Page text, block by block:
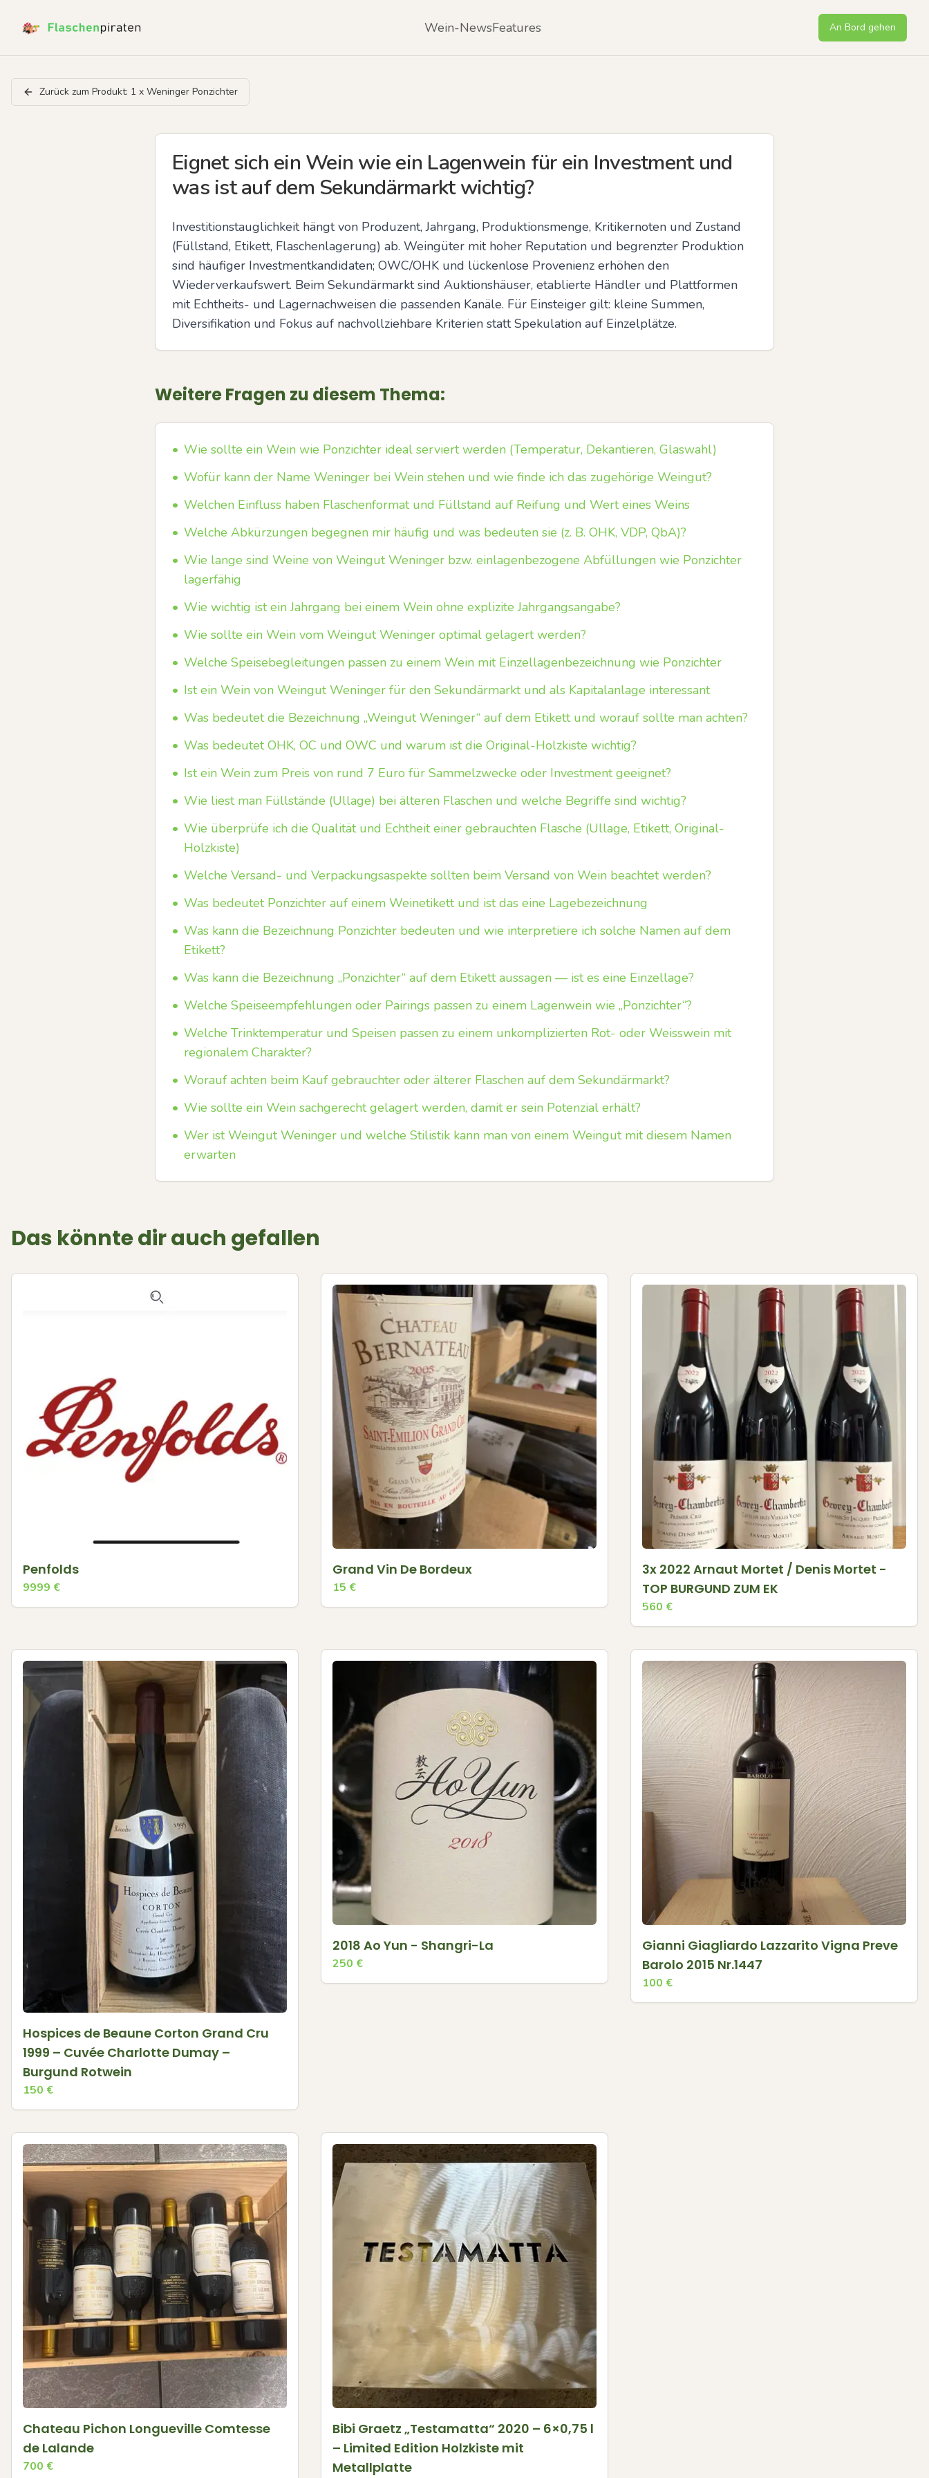
Wein-NewsFeatures An Bord gehen
Zurück zum Produkt: 1 x Weninger Ponzichter
Eignet sich ein Wein wie ein Lagenwein für ein Investment und
was ist auf dem Sekundärmarkt wichtig?
Investitionstauglichkeit hängt von Produzent, Jahrgang, Produktionsmenge, Kritikernoten und Zustand
(Füllstand, Etikett, Flaschenlagerung) ab. Weingüter mit hoher Reputation und begrenzter Produktion
sind häufiger Investmentkandidaten; OWC/OHK und lückenlose Provenienz erhöhen den
Wiederverkaufswert. Beim Sekundärmarkt sind Auktionshäuser, etablierte Händler und Plattformen
mit Echtheits- und Lagernachweisen die passenden Kanäle. Für Einsteiger gilt: kleine Summen,
Diversifikation und Fokus auf nachvollziehbare Kriterien statt Spekulation auf Einzelplätze.
Weitere Fragen zu diesem Thema:
• Wie sollte ein Wein wie Ponzichter ideal serviert werden (Temperatur, Dekantieren, Glaswahl)
• Wofür kann der Name Weninger bei Wein stehen und wie finde ich das zugehörige Weingut?
• Welchen Einfluss haben Flaschenformat und Füllstand auf Reifung und Wert eines Weins
• Welche Abkürzungen begegnen mir häufig und was bedeuten sie (z. B. OHK, VDP, QbA)?
• Wie lange sind Weine von Weingut Weninger bzw. einlagenbezogene Abfüllungen wie Ponzichter
lagerfähig
• Wie wichtig ist ein Jahrgang bei einem Wein ohne explizite Jahrgangsangabe?
• Wie sollte ein Wein vom Weingut Weninger optimal gelagert werden?
• Welche Speisebegleitungen passen zu einem Wein mit Einzellagenbezeichnung wie Ponzichter
• Ist ein Wein von Weingut Weninger für den Sekundärmarkt und als Kapitalanlage interessant
• Was bedeutet die Bezeichnung „Weingut Weninger“ auf dem Etikett und worauf sollte man achten?
• Was bedeutet OHK, OC und OWC und warum ist die Original-Holzkiste wichtig?
• Ist ein Wein zum Preis von rund 7 Euro für Sammelzwecke oder Investment geeignet?
• Wie liest man Füllstände (Ullage) bei älteren Flaschen und welche Begriffe sind wichtig?
• Wie überprüfe ich die Qualität und Echtheit einer gebrauchten Flasche (Ullage, Etikett, Original-
Holzkiste)
• Welche Versand- und Verpackungsaspekte sollten beim Versand von Wein beachtet werden?
• Was bedeutet Ponzichter auf einem Weinetikett und ist das eine Lagebezeichnung
• Was kann die Bezeichnung Ponzichter bedeuten und wie interpretiere ich solche Namen auf dem
Etikett?
• Was kann die Bezeichnung „Ponzichter“ auf dem Etikett aussagen — ist es eine Einzellage?
• Welche Speiseempfehlungen oder Pairings passen zu einem Lagenwein wie „Ponzichter“?
• Welche Trinktemperatur und Speisen passen zu einem unkomplizierten Rot- oder Weisswein mit
regionalem Charakter?
• Worauf achten beim Kauf gebrauchter oder älterer Flaschen auf dem Sekundärmarkt?
• Wie sollte ein Wein sachgerecht gelagert werden, damit er sein Potenzial erhält?
• Wer ist Weingut Weninger und welche Stilistik kann man von einem Weingut mit diesem Namen
erwarten
Das könnte dir auch gefallen
Penfolds
9999 €
Grand Vin De Bordeux
15 €
3x 2022 Arnaut Mortet / Denis Mortet -
TOP BURGUND ZUM EK
560 €
Hospices de Beaune Corton Grand Cru
1999 – Cuvée Charlotte Dumay –
Burgund Rotwein
150 €
2018 Ao Yun - Shangri-La
250 €
Gianni Giagliardo Lazzarito Vigna Preve
Barolo 2015 Nr.1447
100 €
Chateau Pichon Longueville Comtesse
de Lalande
700 €
Bibi Graetz „Testamatta“ 2020 – 6×0,75 l
– Limited Edition Holzkiste mit
Metallplatte